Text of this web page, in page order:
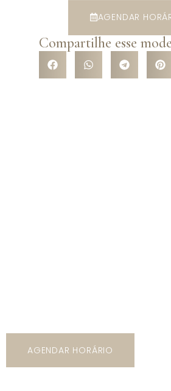
AGENDAR
Compartilhe esse
AGENDAR HORÁRIO